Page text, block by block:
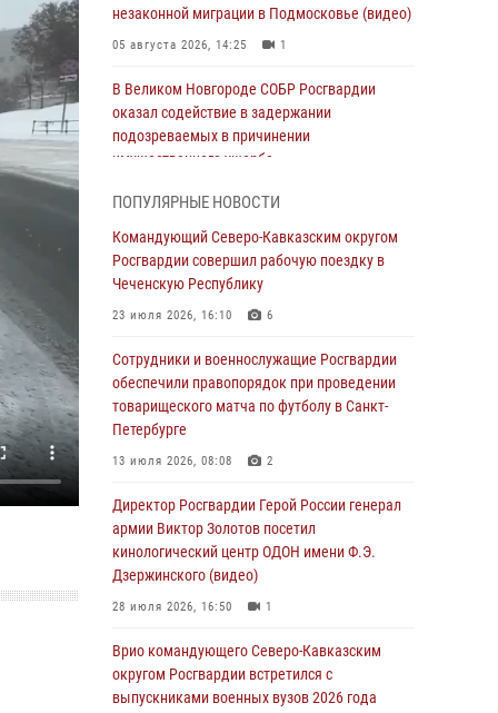
незаконной миграции в Подмосковье (видео)
05 августа 2026, 14:25 1
В Великом Новгороде СОБР Росгвардии
оказал содействие в задержании
подозреваемых в причинении
имущественного ущерба
Формулу безопасности показал спецназ
Росгвардии юным динамовцам
Свердловской области
05 августа 2026, 13:50
В столице росгвардейцы задержали мужчину,
устроившего дебош в букмекерской конторе
(видео)
05 августа 2026, 13:25
Росгвардии задержаны подозреваемые в
мошенничестве под видом оказания
оздоровительных услуг (видео)
05 августа 2026, 13:20
военнослужащих Росгвардии посетили
мастер-класс по художественной гимнастике
05 августа 2026, 13:00 3
ПОПУЛЯРНЫЕ НОВОСТИ
Командующий Северо-Кавказским округом
Росгвардии совершил рабочую поездку в
Чеченскую Республику
23 июля 2026, 16:10 6
Сотрудники и военнослужащие Росгвардии
обеспечили правопорядок при проведении
товарищеского матча по футболу в Санкт-
Петербурге
13 июля 2026, 08:08 2
Директор Росгвардии Герой России генерал
армии Виктор Золотов посетил
кинологический центр ОДОН имени Ф.Э.
Дзержинского (видео)
28 июля 2026, 16:50 1
Врио командующего Северо-Кавказским
округом Росгвардии встретился с
выпускниками военных вузов 2026 года